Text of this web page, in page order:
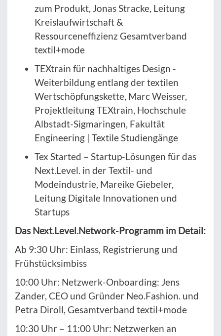
zum Produkt, Jonas Stracke, Leitung
Kreislaufwirtschaft &
Ressourceneffizienz Gesamtverband
textil+mode
TEXtrain für nachhaltiges Design -
Weiterbildung entlang der textilen
Wertschöpfungskette, Marc Weisser,
Projektleitung TEXtrain, Hochschule
Albstadt-Sigmaringen, Fakultät
Engineering | Textile Studiengänge
Tex Started – Startup-Lösungen für das
Next.Level. in der Textil- und
Modeindustrie, Mareike Giebeler,
Leitung Digitale Innovationen und
Startups
Das Next.Level.Network-Programm im Detail:
Ab 9:30 Uhr: Einlass, Registrierung und
Frühstücksimbiss
10:00 Uhr: Netzwerk-Onboarding: Jens
Zander, CEO und Gründer Neo.Fashion. und
Petra Diroll, Gesamtverband textil+mode
10:30 Uhr – 11:00 Uhr: Netzwerken an